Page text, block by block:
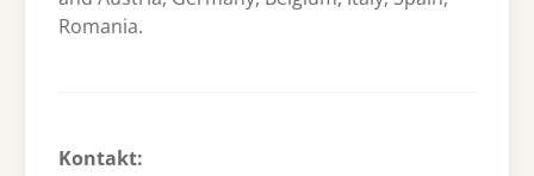
Romania.
Kontakt: